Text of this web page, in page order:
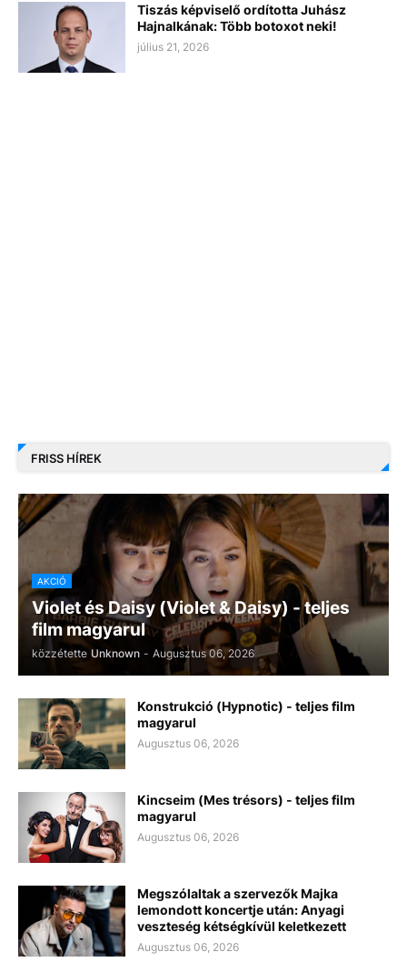
Tiszás képviselő ordította Juhász
Hajnalkának: Több botoxot neki!
július 21, 2026
FRISS HÍREK
AKCIÓ
Violet és Daisy (Violet & Daisy) - teljes
film magyarul
közzétette Unknown - Augusztus 06, 2026
Konstrukció (Hypnotic) - teljes film
magyarul
Augusztus 06, 2026
Kincseim (Mes trésors) - teljes film
magyarul
Augusztus 06, 2026
Megszólaltak a szervezők Majka
lemondott koncertje után: Anyagi
veszteség kétségkívül keletkezett
Augusztus 06, 2026